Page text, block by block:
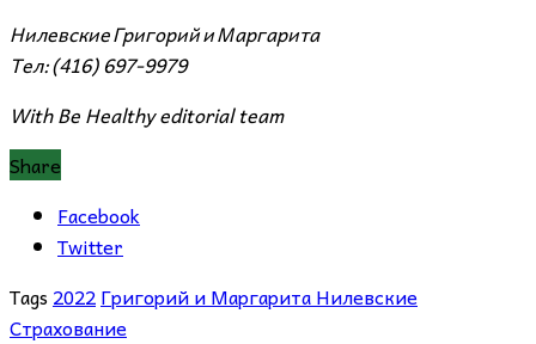
НилевскиеГригорий и Маргарита
Тел: (416) 697-9979
With Be Healthy editorial team
Share
Facebook
Twitter
Tags 2022Григорий и Маргарита Нилевские
Страхование